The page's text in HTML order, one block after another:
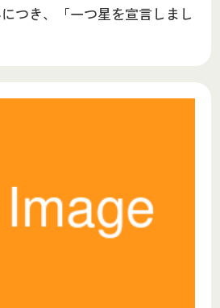
つき、「一つ星を宣言しまし